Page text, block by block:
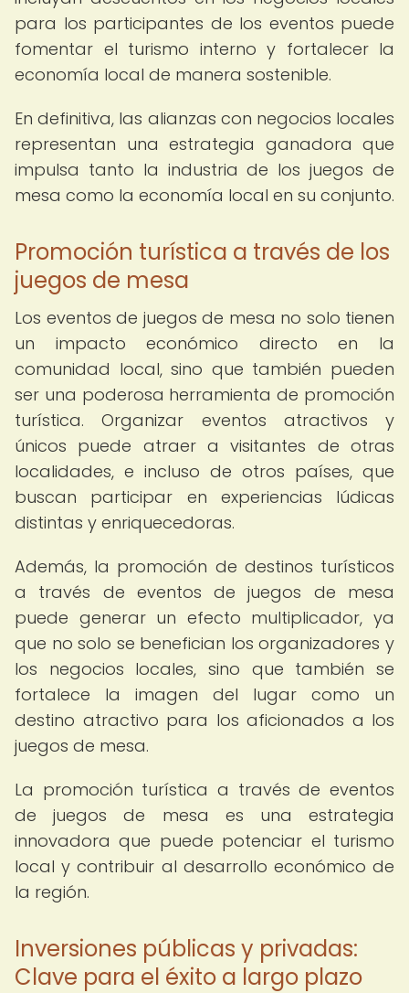
para los participantes de los eventos puede
fomentar el turismo interno y fortalecer la
economía local de manera sostenible.
En definitiva, las alianzas con negocios locales
representan una estrategia ganadora que
impulsa tanto la industria de los juegos de
mesa como la economía local en su conjunto.
Promoción turística a través de los
juegos de mesa
Los eventos de juegos de mesa no solo tienen
un impacto económico directo en la
comunidad local, sino que también pueden
ser una poderosa herramienta de promoción
turística. Organizar eventos atractivos y
únicos puede atraer a visitantes de otras
localidades, e incluso de otros países, que
buscan participar en experiencias lúdicas
distintas y enriquecedoras.
Además, la promoción de destinos turísticos
a través de eventos de juegos de mesa
puede generar un efecto multiplicador, ya
que no solo se benefician los organizadores y
los negocios locales, sino que también se
fortalece la imagen del lugar como un
destino atractivo para los aficionados a los
juegos de mesa.
La promoción turística a través de eventos
de juegos de mesa es una estrategia
innovadora que puede potenciar el turismo
local y contribuir al desarrollo económico de
la región.
Inversiones públicas y privadas:
Clave para el éxito a largo plazo